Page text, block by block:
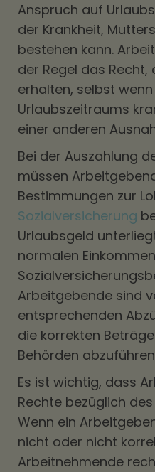
Anspruch auf
der Krankheit,
bestehen kann.
der Regel das
erhalten, selbst
Urlaubszeitraums
einer anderen
Bei der Auszahlung
müssen
Bestimmungen zur
Sozialversicherung
Urlaubsgeld
normalen
Arbeitgebende sind
entsprechenden
die korrekten
Behörden
Es ist wichtig, dass
Rechte bezüglich
Wenn ein
nicht oder nicht
Arbeitnehmende